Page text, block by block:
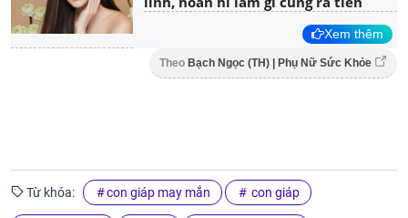
Xem thêm
Theo Bạch Ngọc (TH) | Phụ Nữ Sức Khỏe
Từ khóa: con giáp may mắn con giáp